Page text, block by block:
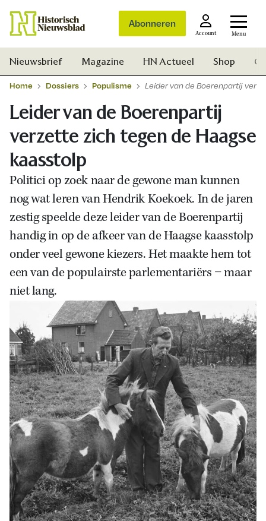
Abonneren
Account Menu
Zoek
Nieuwsbrief Magazine HN Actueel Shop
Home Dossiers Populisme Leider van de Boerenpartij
Leider van de Boerenpartij
verzette zich tegen de Haagse
kaasstolp
Politici op zoek naar de gewone man kunnen
nog wat leren van Hendrik Koekoek. In de jaren
zestig speelde deze leider van de Boerenpartij
handig in op de afkeer van de Haagse kaasstolp
onder veel gewone kiezers. Het maakte hem tot
een van de populairste parlementariërs − maar
niet lang.